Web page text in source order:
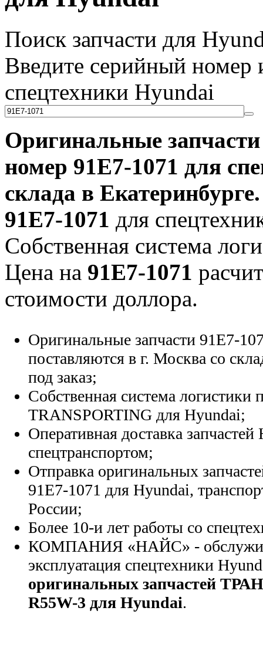
Поиск запчасти для
Введите серийный номер
спецтехники Hyundai
Оригинальные
номер 91E7-1071 для
склада в Екатеринбурге.
91E7-1071 для
Собственная система
Цена на 91E7-1071
стоимости доллора.
Оригинальные запчасти 91E7-
поставляются в г. Москва со
под заказ;
Собственная система логистики
TRANSPORTING для Hyundai;
Оперативная доставка
спецтранспортом;
Отправка оригинальных
91E7-1071 для Hyundai,
России;
Более 10-и лет работы со
КОМПАНИЯ «НАЙС» -
эксплуатация спецтехники
оригинальных запчастей
R55W-3 для Hyundai.